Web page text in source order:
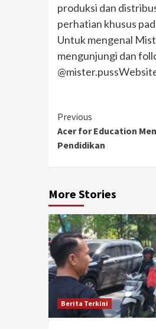
produksi dan
perhatian khusus
Untuk mengenal
mengunjungi dan
Continue
Reading
Previous
Acer for Education
Pendidikan
More Stories
Berita Terkini